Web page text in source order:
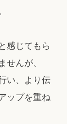
感じてもら
せんが、
い、より伝
ップを重ね